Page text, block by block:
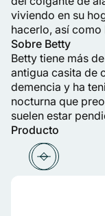
viviendo en su
hacerlo, así
Sobre Betty
Betty tiene más
antigua casita de
demencia y ha
nocturna que
suelen estar
Producto